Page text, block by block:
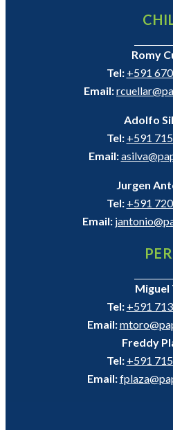
Romy
Tel: +591
Email:
Adolfo
Tel: +591
Email:
Jurgen
Tel: +591
Email:
Miguel
Tel: +591
Email:
Freddy
Tel: +591
Email: